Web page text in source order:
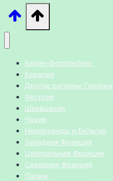
Баден-Вюртемберг
Бавария
Другие регионы
Австрия
Швейцария
Чехия
Нидерланды и Бельгия
Западная Франция
Центральная Франция
Северная Франция
Париж